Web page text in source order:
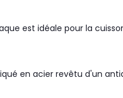
est idéale pour la
en acier revêtu